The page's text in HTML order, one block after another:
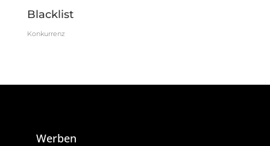
Blacklist
Konkurrenz
Werben